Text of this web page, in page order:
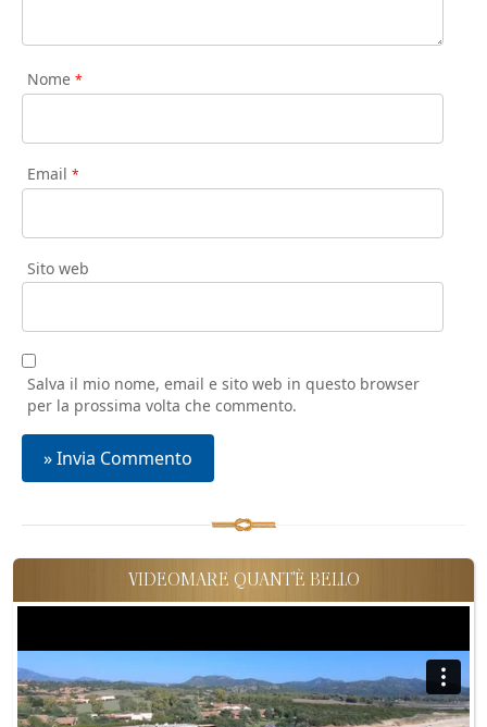
Nome *
Email *
Sito web
Salva il mio nome, email e sito web in questo browser
per la prossima volta che commento.
VIDEOMARE QUANT'È BELLO